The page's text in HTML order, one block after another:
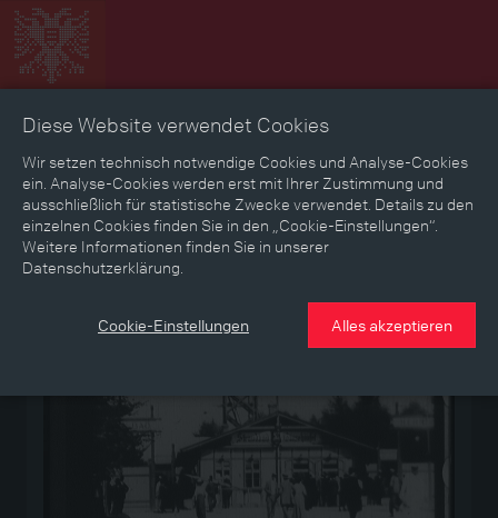
Zeitbild Zeitreise Landkarte Erinnerungen
Mediathek Textmodus
Medium
Diese Website verwendet Cookies
Wir setzen technisch notwendige Cookies und Analyse-Cookies
ein. Analyse-Cookies werden erst mit Ihrer Zustimmung und
ausschließlich für statistische Zwecke verwendet. Details zu den
einzelnen Cookies finden Sie in den „Cookie-Einstellungen“.
Weitere Informationen finden Sie in unserer
Datenschutzerklärung.
Cookie-Einstellungen Alles akzeptieren